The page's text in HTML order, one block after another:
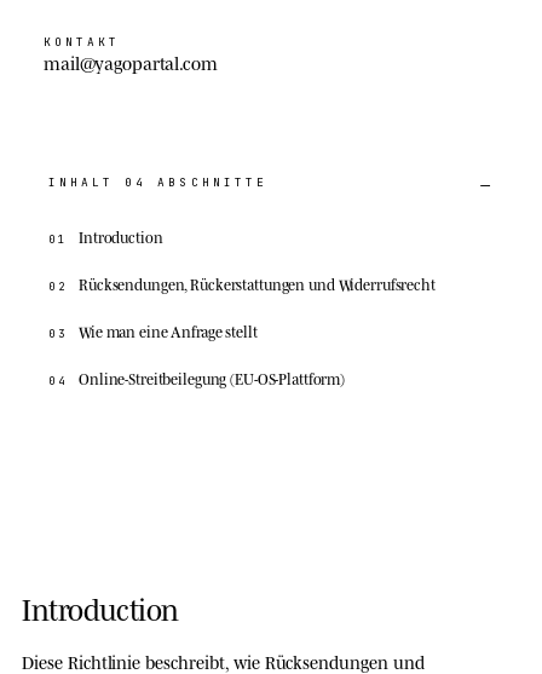
KONTAKT
mail@yagopartal.com
INHALT 04 ABSCHNITTE
01 Introduction
02 Rücksendungen, Rückerstattungen und Widerrufsrecht
03 Wie man eine Anfrage stellt
04 Online-Streitbeilegung (EU-OS-Plattform)
Introduction
Diese Richtlinie beschreibt, wie Rücksendungen und